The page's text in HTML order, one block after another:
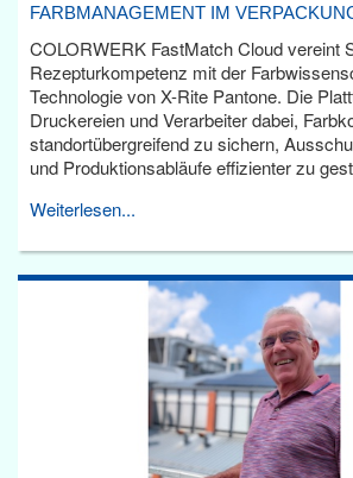
ARBMANAGEMENT IM
COLORWERK FastMatch Cloud vereint
Rezepturkompetenz mit der
Technologie von X-Rite Pantone. Die
Druckereien und Verarbeiter dabei,
standortübergreifend zu sichern,
und Produktionsabläufe effizienter zu
Weiterlesen...